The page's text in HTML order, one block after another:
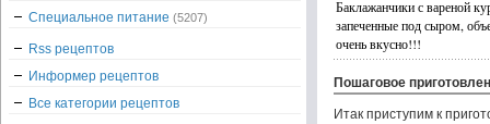
Баклажанчики с вареной
запеченные под сыром,
очень вкусно!!!
Пошаговое
Итак приступим к
Специальное питание (5207)
Rss рецептов
Информер рецептов
Все категории рецептов